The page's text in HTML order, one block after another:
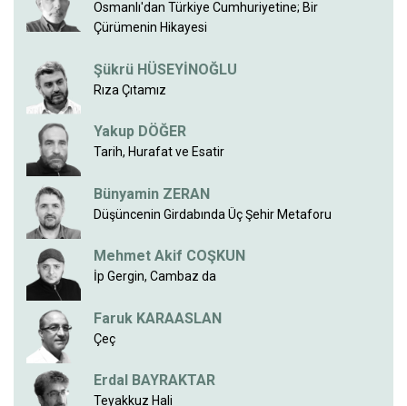
Osmanlı'dan Türkiye Cumhuriyetine; Bir
Çürümenin Hikayesi
Şükrü HÜSEYİNOĞLU
Rıza Çıtamız
Yakup DÖĞER
Tarih, Hurafat ve Esatir
Bünyamin ZERAN
Düşüncenin Girdabında Üç Şehir Metaforu
Mehmet Akif COŞKUN
İp Gergin, Cambaz da
Faruk KARAASLAN
Çeç
Erdal BAYRAKTAR
Teyakkuz Hali